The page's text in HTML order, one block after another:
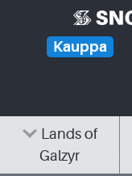
content Kauppa
Lands of
Galzyr